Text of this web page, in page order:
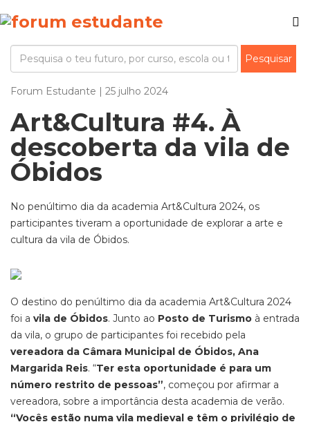
Forum Estudante | 25 julho 2024
Art&Cultura #4. À
descoberta da vila de
Óbidos
No penúltimo dia da academia Art&Cultura 2024, os
participantes tiveram a oportunidade de explorar a arte e
cultura da vila de Óbidos.
O destino do penúltimo dia da academia Art&Cultura 2024
foi a vila de Óbidos. Junto ao Posto de Turismo à entrada
da vila, o grupo de participantes foi recebido pela
vereadora da Câmara Municipal de Óbidos, Ana
Margarida Reis. “Ter esta oportunidade é para um
número restrito de pessoas”, começou por afirmar a
vereadora, sobre a importância desta academia de verão.
“Vocês estão numa vila medieval e têm o privilégio de